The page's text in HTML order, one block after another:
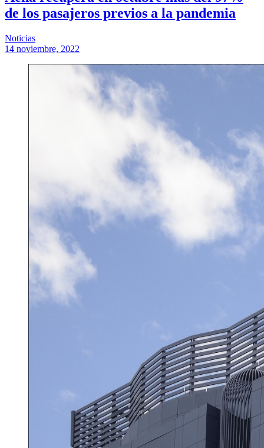
de los pasajeros previos a la pandemia
Noticias
14 noviembre, 2022